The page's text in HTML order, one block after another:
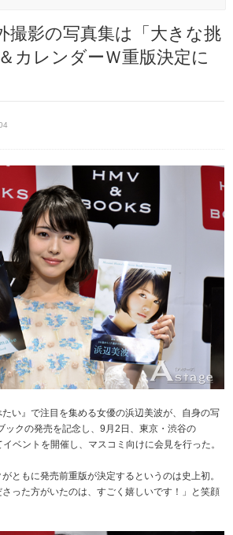
撮影の写真集は「大きな挑
カレンダーＷ重版決定に
い』で注目を集める女優の浜辺美波が、自身の写
ックの発売を記念し、9月2日、東京・渋谷の
ベントを開催し、マスコミ向けに会見を行った。
ともに発売前重版が決定するというのは史上初。
さった方がいたのは、すごく嬉しいです！」と笑顔